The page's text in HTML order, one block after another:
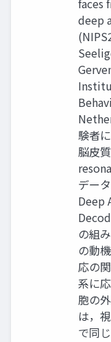
faces
deep
験者
脳皮
デー
Deep
の組
の動
応の
系に
胞の
は，
で同